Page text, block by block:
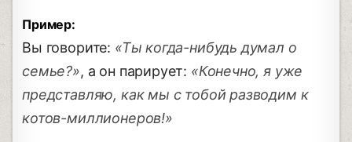
Пример:
Вы говорите: «Ты когда-нибудь думал о
семье?», а он парирует: «Конечно, я уже
представляю, как мы с тобой разводим к
котов-миллионеров!»